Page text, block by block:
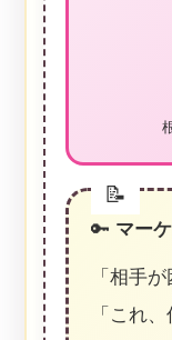
🔑 マー
「相手
「これ